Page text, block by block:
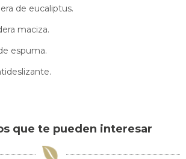
de eucaliptus.
maciza.
espuma.
que te pueden interesar